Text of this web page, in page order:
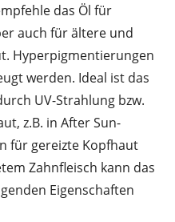
das Öl für
auch für ältere und
Hyperpigmentierungen
werden. Ideal ist das
UV-Strahlung bzw.
z.B. in After Sun-
für gereizte Kopfhaut
Zahnfleisch kann das
Eigenschaften